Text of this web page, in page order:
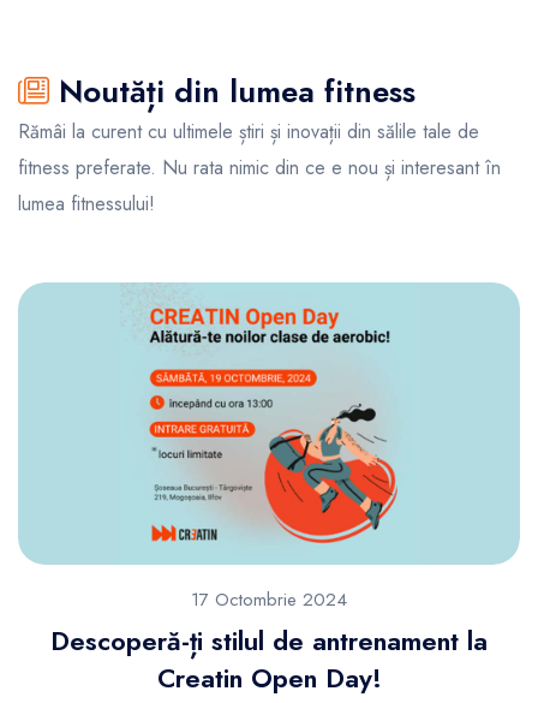
Noutăți din lumea fitness
Rămâi la curent cu ultimele știri și inovații din sălile tale de
fitness preferate. Nu rata nimic din ce e nou și interesant în
lumea fitnessului!
17 Octombrie 2024
Descoperă-ți stilul de antrenament la
Creatin Open Day!